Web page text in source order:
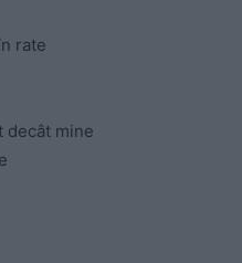
rate
decât mine